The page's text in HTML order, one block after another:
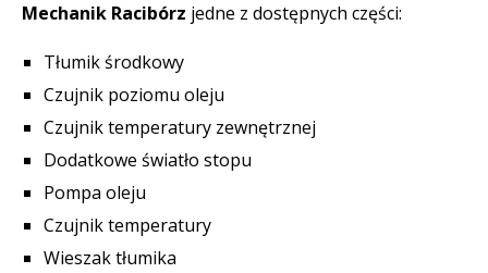
Mechanik Racibórz jedne z dostępnych części:
Tłumik środkowy
Czujnik poziomu oleju
Czujnik temperatury zewnętrznej
Dodatkowe światło stopu
Pompa oleju
Czujnik temperatury
Wieszak tłumika